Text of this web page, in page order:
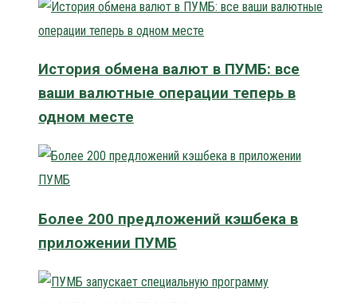
История обмена валют в ПУМБ: все
ваши валютные операции теперь в
одном месте
Более 200 предложений кэшбека в
приложении ПУМБ